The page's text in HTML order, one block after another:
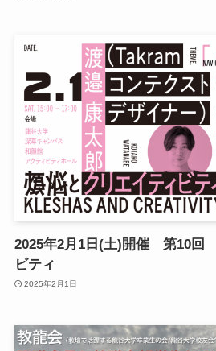
2025年2月1日(土)開催 第10回
ビティ
2025年2月1日